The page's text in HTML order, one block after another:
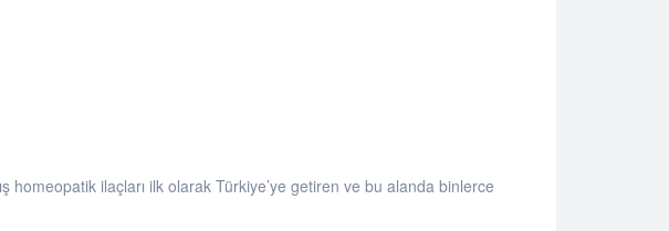
homeopatik ilaçları ilk olarak Türkiye’ye getiren ve bu alanda binlerce